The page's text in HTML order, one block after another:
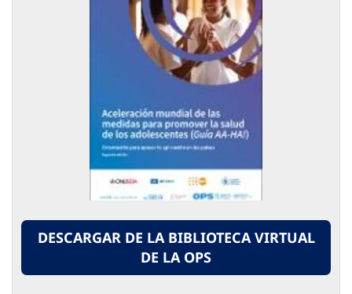
DESCARGAR DE LA BIBLIOTECA VIRTUAL
DE LA OPS